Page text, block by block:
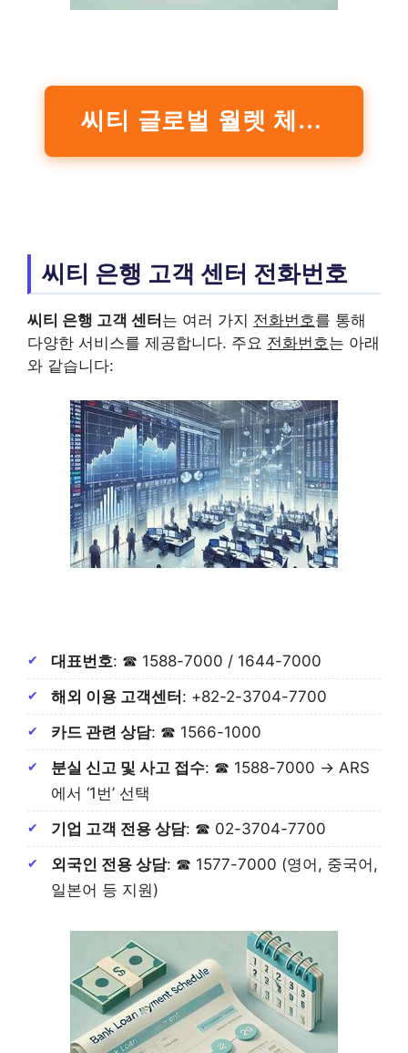
씨티 글로벌 월렛 체크카드(신규 판매 중단
씨티 은행 고객 센터 전화번호
씨티 은행 고객 센터는 여러 가지 전화번호를 통해
다양한 서비스를 제공합니다. 주요 전화번호는 아래
와 같습니다:
대표번호: ☎ 1588-7000 / 1644-7000
해외 이용 고객센터 : +82-2-3704-7700
카드 관련 상담: ☎ 1566-1000
분실 신고 및 사고 접수: ☎ 1588-7000 → ARS
에서 ‘1번’ 선택
기업 고객 전용 상담: ☎ 02-3704-7700
외국인 전용 상담: ☎ 1577-7000 (영어, 중국어,
일본어 등 지원)